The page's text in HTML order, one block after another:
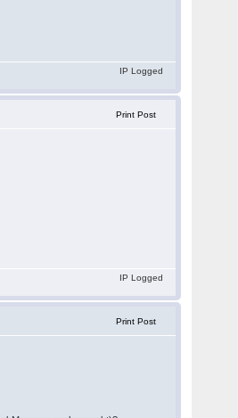
IP Logged
Print Post
IP Logged
Print Post